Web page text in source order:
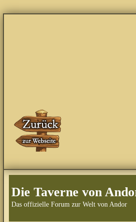
Die Taverne von
Das offizielle Forum zur Welt von Andor